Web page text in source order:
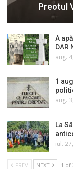
Preotul
A
DAR
aug.
1
aug.
La
iul.
PREV NEXT 1 of